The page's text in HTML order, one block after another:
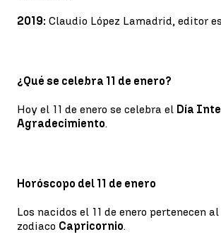
2019: Claudio López Lamadrid, editor
¿Qué se celebra 11 de enero?
Hoy el 11 de enero se celebra el Día
Agradecimiento.
Horóscopo del 11 de enero
Los nacidos el 11 de enero pertenecen
zodiaco Capricornio.